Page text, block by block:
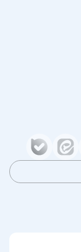
کیفیت
درجه سختی 6.5 در مقیاس موس، این سنگ